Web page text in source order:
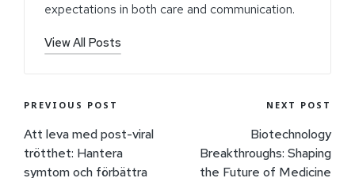
expectations in both care and communication.
View All Posts
PREVIOUS POST
Att leva med post-viral
trötthet: Hantera
symtom och förbättra
NEXT POST
Biotechnology
Breakthroughs: Shaping
the Future of Medicine